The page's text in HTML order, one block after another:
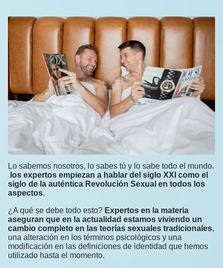
Lo sabemos nosotros, lo sabes tú y lo sabe todo el mundo.
los expertos empiezan a hablar del siglo XXI como el
siglo de la auténtica Revolución Sexual en todos los
aspectos.
¿A qué se debe todo esto? Expertos en la materia
aseguran que en la actualidad estamos viviendo un
cambio completo en las teorías sexuales tradicionales,
una alteración en los términos psicológicos y una
modificación en las definiciones de identidad que hemos
utilizado hasta el momento.